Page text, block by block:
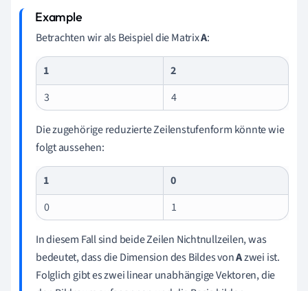
Betrachten wir als Beispiel die MatrixA:
1
2
3
4
Die zugehörige reduzierte Zeilenstufenform könnte wie
folgt aussehen:
1
0
0
1
In diesem Fall sind beide Zeilen Nichtnullzeilen, was
bedeutet, dass die Dimension des Bildes vonAzwei ist.
Folglich gibt es zwei linear unabhängige Vektoren, die